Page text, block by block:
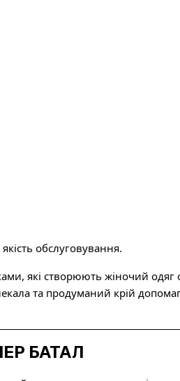
обслуговування.
які створюють жіночий одяг
та продуманий крій
БАТАЛ